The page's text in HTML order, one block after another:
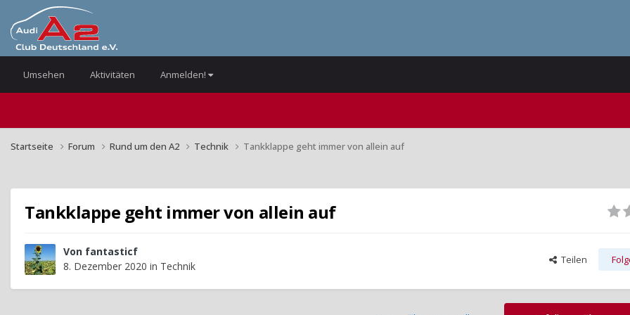
Umsehen Aktivitäten Anmelden!
Startseite Forum Rund um den A2 Technik Tankklappe geht immer von allein auf
Tankklappe geht immer von allein auf
Von fantasticf
8. Dezember 2020 in Technik Teilen